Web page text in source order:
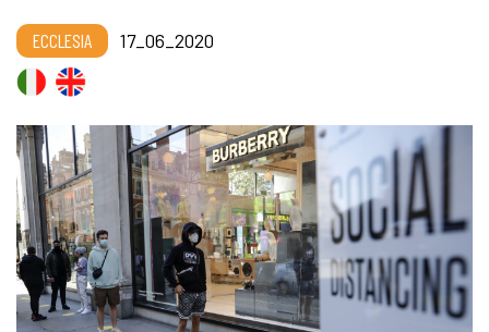
ECCLESIA 17_06_2020